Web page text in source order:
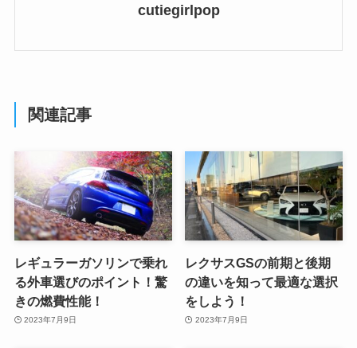
cutiegirlpop
関連記事
レギュラーガソリンで乗れ
る外車選びのポイント！驚
きの燃費性能！
2023年7月9日
レクサスGSの前期と後期
の違いを知って最適な選択
をしよう！
2023年7月9日